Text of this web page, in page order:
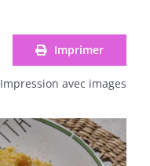
Imprimer
Impression avec images